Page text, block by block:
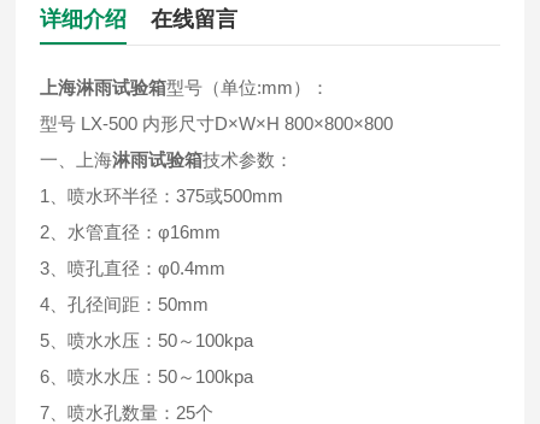
详细介绍 在线留言
上海淋雨试验箱型号（单位:mm）：
型号 LX-500 内形尺寸D×W×H 800×800×800
一、上海淋雨试验箱技术参数：
1、喷水环半径：375或500mm
2、水管直径：φ16mm
3、喷孔直径：φ0.4mm
4、孔径间距：50mm
5、喷水水压：50～100kpa
6、喷水水压：50～100kpa
7、喷水孔数量：25个